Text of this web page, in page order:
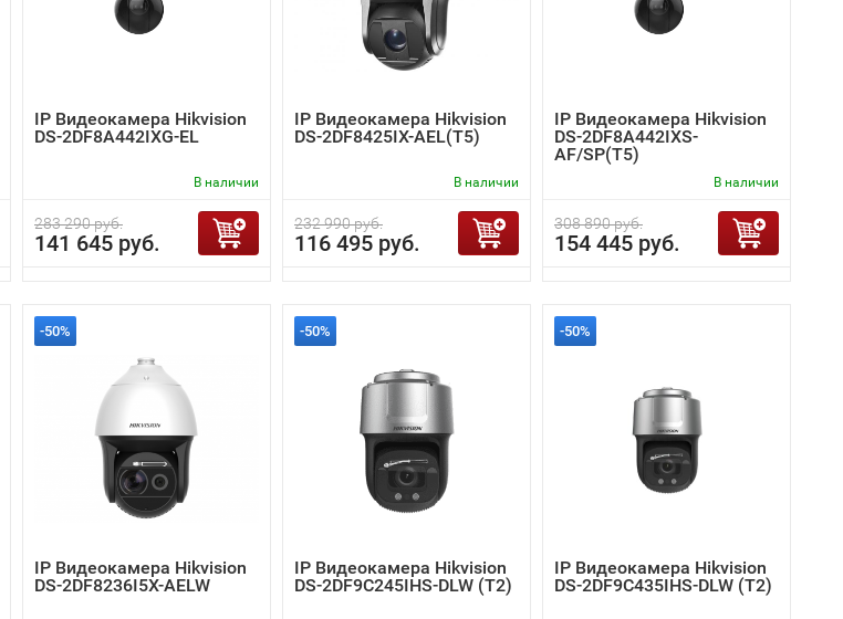
IP Видеокамера Hikvision
DS-2DF8A442IXG-EL
В наличии
283 290 руб.
141 645 руб.
IP Видеокамера Hikvision
DS-2DF8425IX-AEL(T5)
В наличии
232 990 руб.
116 495 руб.
IP Видеокамера Hikvision
DS-2DF8A442IXS-
AF/SP(T5)
В наличии
308 890 руб.
154 445 руб.
-50%
IP Видеокамера Hikvision
DS-2DF8236I5X-AELW
-50%
IP Видеокамера Hikvision
DS-2DF9C245IHS-DLW (T2)
-50%
IP Видеокамера Hikvision
DS-2DF9C435IHS-DLW (T2)